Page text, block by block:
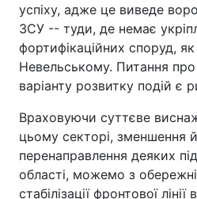
успіху, адже це виведе
ЗСУ -- туди, де немає
фортифікаційних споруд,
Невельському. Питання про
варіанту розвитку подій є
Враховуючи суттєве
цьому секторі, зменшення
перенаправлення деяких
області, можемо з
стабілізації фронтової